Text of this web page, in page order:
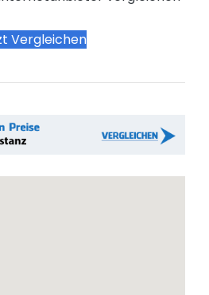
Vergleichen